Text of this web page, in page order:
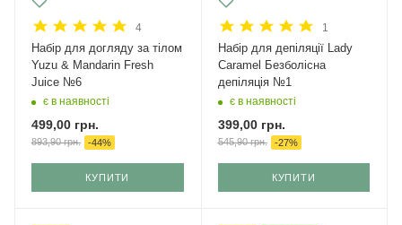
4
Набір для догляду за тілом
Yuzu & Mandarin Fresh
Juice №6
є в наявності
499,00 грн.
893,90грн. -44%
КУПИТИ
1
Набір для депіляції Lady
Caramel Безболісна
депіляція №1
є в наявності
399,00грн.
545,90грн. -27%
КУПИТИ